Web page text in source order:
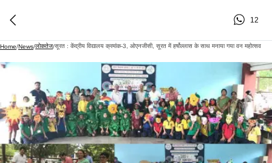
12
Home/News/लोकतेज/सूरत : केंद्रीय विद्यालय क्रमांक-3, ओएनजीसी, सूरत में हर्षोल्लास के साथ मनाया गया वन महोत्सव